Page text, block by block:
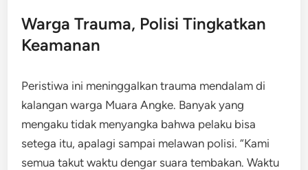
Warga Trauma, Polisi Tingkatkan
Keamanan
Peristiwa ini meninggalkan trauma mendalam di
kalangan warga Muara Angke. Banyak yang
mengaku tidak menyangka bahwa pelaku bisa
setega itu, apalagi sampai melawan polisi. “Kami
semua takut waktu dengar suara tembakan. Waktu